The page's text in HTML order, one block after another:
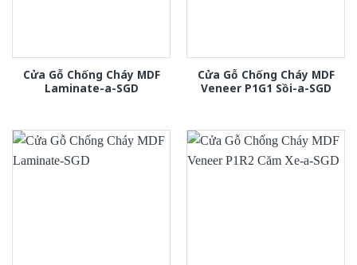
Cửa Gỗ Chống Cháy MDF
Laminate-a-SGD
Cửa Gỗ Chống Cháy MDF
Veneer P1G1 Sồi-a-SGD